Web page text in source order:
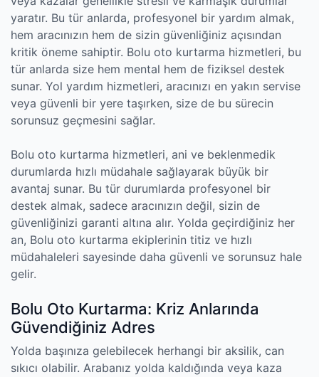
yaratır. Bu tür anlarda, profesyonel bir yardım almak,
hem aracınızın hem de sizin güvenliğiniz açısından
kritik öneme sahiptir. Bolu oto kurtarma hizmetleri, bu
tür anlarda size hem mental hem de fiziksel destek
sunar. Yol yardım hizmetleri, aracınızı en yakın servise
veya güvenli bir yere taşırken, size de bu sürecin
sorunsuz geçmesini sağlar.
Bolu oto kurtarma hizmetleri, ani ve beklenmedik
durumlarda hızlı müdahale sağlayarak büyük bir
avantaj sunar. Bu tür durumlarda profesyonel bir
destek almak, sadece aracınızın değil, sizin de
güvenliğinizi garanti altına alır. Yolda geçirdiğiniz her
an, Bolu oto kurtarma ekiplerinin titiz ve hızlı
müdahaleleri sayesinde daha güvenli ve sorunsuz hale
gelir.
Bolu Oto Kurtarma: Kriz Anlarında
Güvendiğiniz Adres
Yolda başınıza gelebilecek herhangi bir aksilik, can
sıkıcı olabilir. Arabanız yolda kaldığında veya kaza